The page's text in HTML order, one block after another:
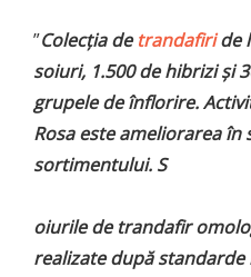
”Colecţia detrandafiride
soiuri, 1.500 de hibrizi şi
grupele de înflorire.
Rosa este ameliorarea
sortimentului. S
oiurile de trandafir
realizate după